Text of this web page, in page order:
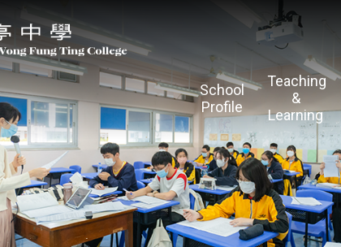
School
Profile
Teaching
&
Learning